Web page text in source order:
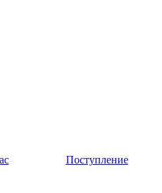
Поступление